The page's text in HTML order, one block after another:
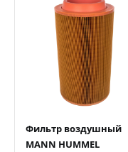
Быстрый просмотр
Добавить к
Фильтр воздушный
MANN HUMMEL